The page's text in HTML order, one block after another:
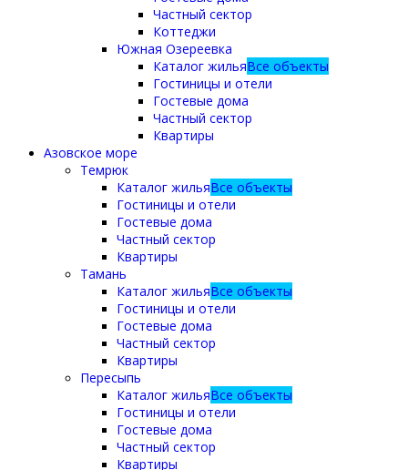
Частный сектор
Коттеджи
Южная Озереевка
Каталог жильяВсе объекты
Гостиницы и отели
Гостевые дома
Частный сектор
Квартиры
Азовское море
Темрюк
Каталог жильяВсе объекты
Гостиницы и отели
Гостевые дома
Частный сектор
Квартиры
Тамань
Каталог жильяВсе объекты
Гостиницы и отели
Гостевые дома
Частный сектор
Квартиры
Пересыпь
Каталог жильяВсе объекты
Гостиницы и отели
Гостевые дома
Частный сектор
Квартиры